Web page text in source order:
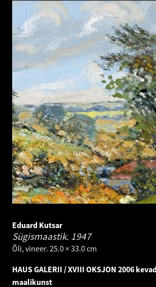
Eduard Kutsar
Sügismaastik. 1947
Õli, vineer. 25.0 × 33.0 cm
HAUS GALERII / XVIII OKSJON 2006
maalikunst